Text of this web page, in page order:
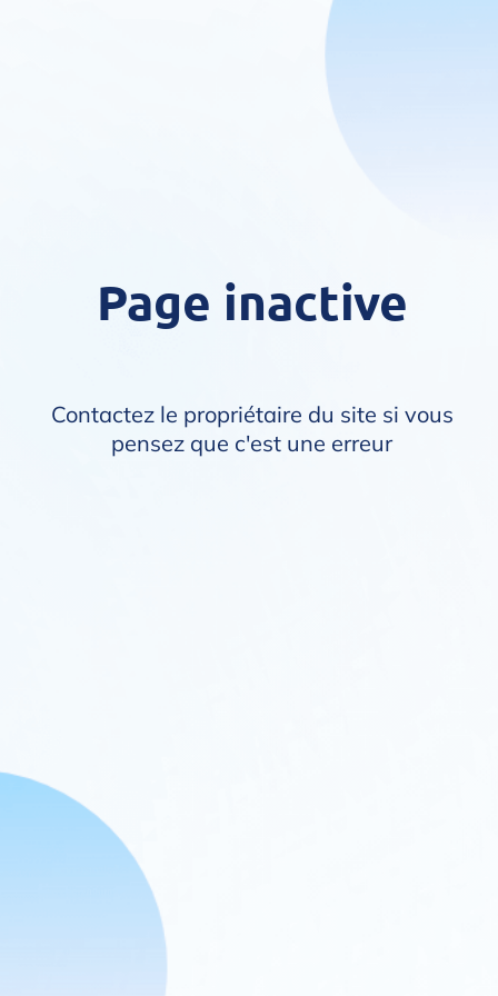
Page inactive
Contactez le propriétaire du site si vous
pensez que c'est une erreur